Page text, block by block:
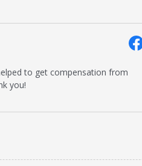
from
have a